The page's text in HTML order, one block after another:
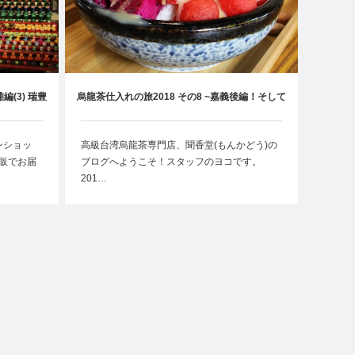
編(3) 瑞豊
～ョッ
でお届
烏龍茶仕入れの旅2018 その8 ~嘉義後編！そして
台北・鶯歌へ~
高級台湾烏龍茶専門店、聞香堂(もんかどう)の
ブログへようこそ！スタッフのヨコです。
201…